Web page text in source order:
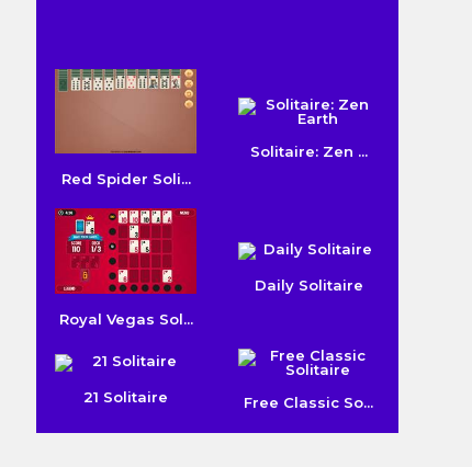
Red Spider Soli...
Solitaire: Zen ...
Royal Vegas Sol...
Daily Solitaire
21 Solitaire Free Classic So...